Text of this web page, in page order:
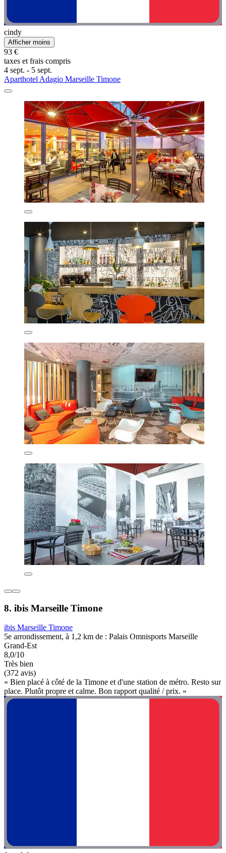
cindy
Afficher moins
93 €
taxes et frais compris
4 sept. - 5 sept.
Aparthotel Adagio Marseille Timone
8. ibis Marseille Timone
ibis Marseille Timone
5e arrondissement, à 1,2 km de : Palais Omnisports Marseille
Grand-Est
8,0/10
Très bien
(372 avis)
« Bien placé à côté de la Timone et d'une station de métro. Resto sur
place. Plutôt propre et calme. Bon rapport qualité / prix. »